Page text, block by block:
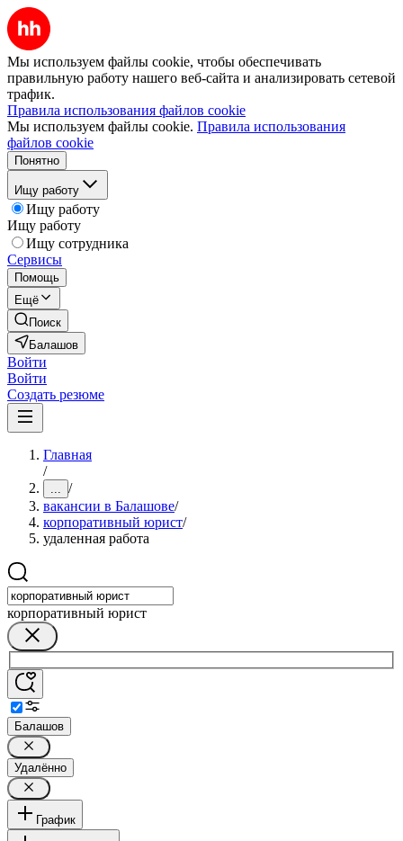
Мы используем файлы cookie, чтобы обеспечивать
правильную работу нашего веб-сайта и анализировать сетевой
трафик.
Правила использования файлов cookie
Мы используем файлы cookie. Правила использования
файлов cookie
Понятно
Ищу работу
Ищу работу
Ищу работу
Ищу сотрудника
Сервисы
Помощь
Ещё
Поиск
Балашов
Войти
Войти
Создать резюме
Главная
/
... /
вакансии в Балашове/
корпоративный юрист/
удаленная работа
корпоративный юрист
Балашов
Удалённо
График